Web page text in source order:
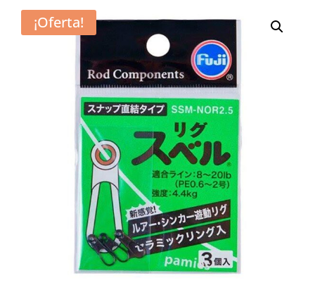
¡Oferta!